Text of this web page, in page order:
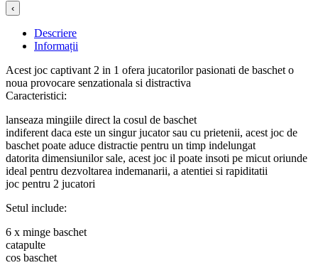
‹
Descriere
Informații
Acest joc captivant 2 in 1 ofera jucatorilor pasionati de baschet o
noua provocare senzationala si distractiva
Caracteristici:
lanseaza mingiile direct la cosul de baschet
indiferent daca este un singur jucator sau cu prietenii, acest joc de
baschet poate aduce distractie pentru un timp indelungat
datorita dimensiunilor sale, acest joc il poate insoti pe micut oriunde
ideal pentru dezvoltarea indemanarii, a atentiei si rapiditatii
joc pentru 2 jucatori
Setul include:
6 x minge baschet
catapulte
cos baschet